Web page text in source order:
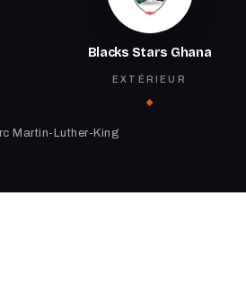
Blacks Stars Ghana
EXTÉRIEUR
Martin-Luther-King